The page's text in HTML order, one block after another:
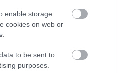
enable storage
cookies on web or
to be sent to
purposes.
két éven belül kiadják
másik NER-lovagnak és máris
csak éppen már „a
az állami üzemeltetetés
például Sződligeten